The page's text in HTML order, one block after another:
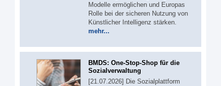
Modelle ermöglichen und Europas
Rolle bei der sicheren Nutzung von
Künstlicher Intelligenz stärken.
mehr...
BMDS: One-Stop-Shop für die
Sozialverwaltung
[21.07.2026] Die Sozialplattform